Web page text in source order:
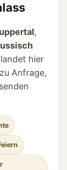
,
hier
Anfrage,